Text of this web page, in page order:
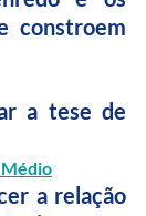
constroem
a tese de
Médio
a relação